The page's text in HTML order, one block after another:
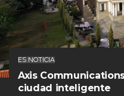
ES NOTICIA
Axis
ciudad inteligente